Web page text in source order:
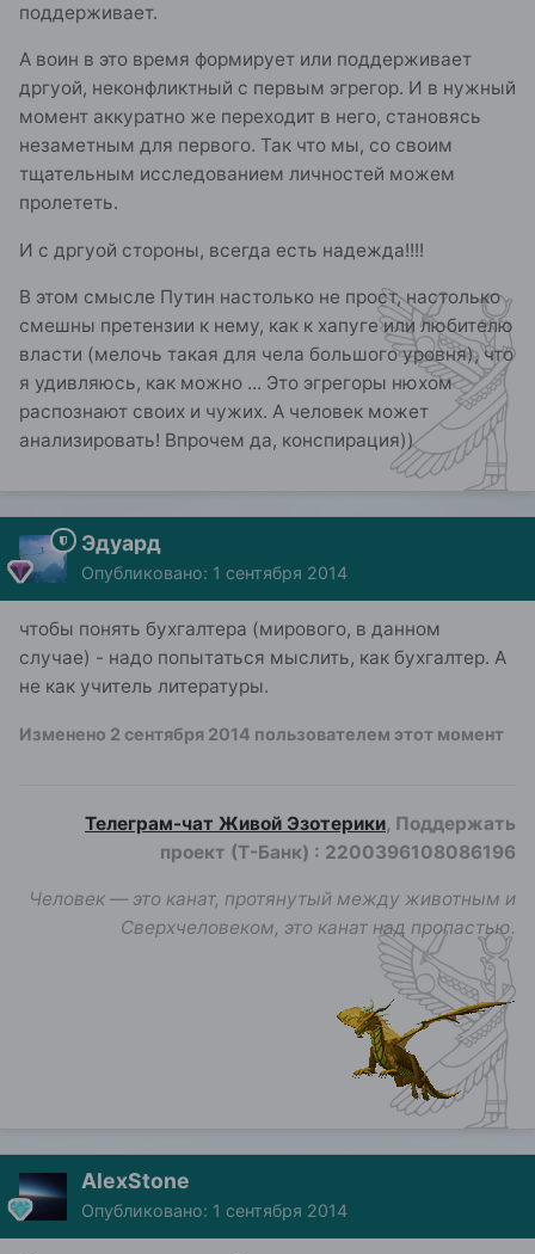
поддерживает.
А воин в это время формирует или поддерживает
дргуой, неконфликтный с первым эгрегор. И в нужный
момент аккуратно же переходит в него, становясь
незаметным для первого. Так что мы, со своим
тщательным исследованием личностей можем
пролететь.
И с дргуой стороны, всегда есть надежда!!!!
В этом смысле Путин настолько не прост, настолько
смешны претензии к нему, как к хапуге или любителю
власти (мелочь такая для чела большого уровня), что
я удивляюсь, как можно ... Это эгрегоры нюхом
распознают своих и чужих. А человек может
анализировать! Впрочем да, конспирация))
Эдуард
Опубликовано: 1 сентября 2014
чтобы понять бухгалтера (мирового, в данном
случае) - надо попытаться мыслить, как бухгалтер. А
не как учитель литературы.
Изменено 2 сентября 2014 пользователем этот момент
Телеграм-чат Живой Эзотерики, Поддержать
проект (Т-Банк) : 2200396108086196
Человек — это канат, протянутый между животным и
Сверхчеловеком, это канат над пропастью.
AlexStone
Опубликовано: 1 сентября 2014